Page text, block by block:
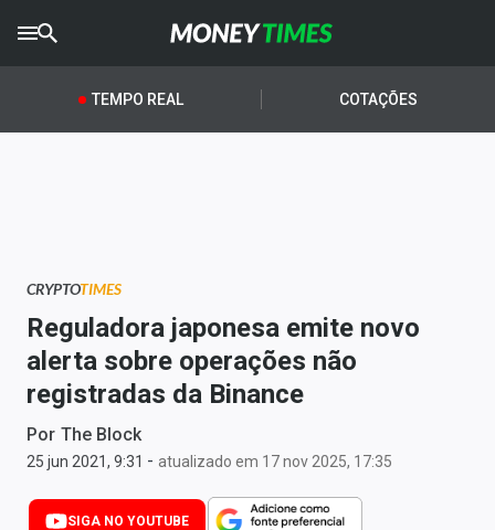
CRYPTOTIMES
AGROTIMES
Newsletters
Money Trader
Anuncie
Últimas Notícias
Newsletters
TEMPO REAL COTAÇÕES
CRYPTOTIMES
Reguladora japonesa emite novo
alerta sobre operações não
registradas da Binance
Por The Block
25 jun 2021, 9:31 - atualizado em 17 nov 2025, 17:35
SIGA NO YOUTUBE